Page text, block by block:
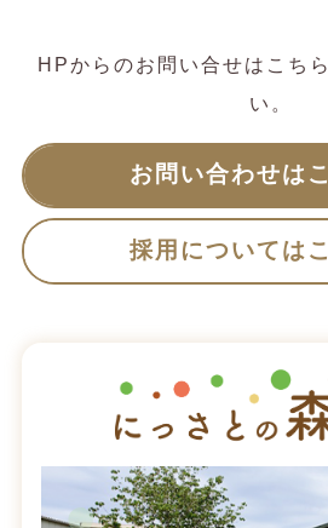
HPからのお問い合せはこち
い。
お問い合わせは
採用については